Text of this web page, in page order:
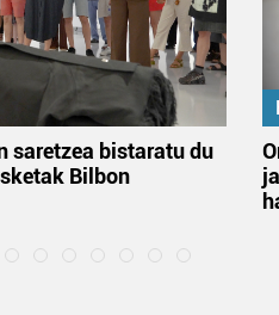
saretzea bistaratu du
Bilbon